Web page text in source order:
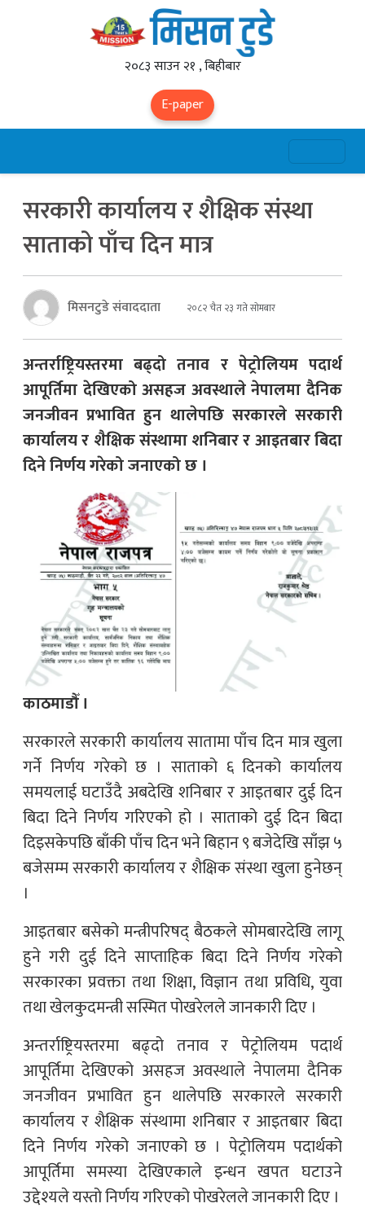
२०८३ साउन २१ , बिहीबार
E-paper
सरकारी कार्यालय र शैक्षिक संस्था
साताको पाँच दिन मात्र
मिसनटुडे संवाददाता २०८२ चैत २३ गते सोमबार
अन्तर्राष्ट्रियस्तरमा बढ्दो तनाव र पेट्रोलियम पदार्थ
आपूर्तिमा देखिएको असहज अवस्थाले नेपालमा दैनिक
जनजीवन प्रभावित हुन थालेपछि सरकारले सरकारी
कार्यालय र शैक्षिक संस्थामा शनिबार र आइतबार बिदा
दिने निर्णय गरेको जनाएको छ ।
काठमाडौँ ।
सरकारले सरकारी कार्यालय सातामा पाँच दिन मात्र खुला
गर्ने निर्णय गरेको छ । साताको ६ दिनको कार्यालय
समयलाई घटाउँदै अबदेखि शनिबार र आइतबार दुई दिन
बिदा दिने निर्णय गरिएको हो । साताको दुई दिन बिदा
दिइसकेपछि बाँकी पाँच दिन भने बिहान ९ बजेदेखि साँझ ५
बजेसम्म सरकारी कार्यालय र शैक्षिक संस्था खुला हुनेछन्
।
आइतबार बसेको मन्त्रीपरिषद् बैठकले सोमबारदेखि लागू
हुने गरी दुई दिने साप्ताहिक बिदा दिने निर्णय गरेको
सरकारका प्रवक्ता तथा शिक्षा, विज्ञान तथा प्रविधि, युवा
तथा खेलकुदमन्त्री सस्मित पोखरेलले जानकारी दिए ।
अन्तर्राष्ट्रियस्तरमा बढ्दो तनाव र पेट्रोलियम पदार्थ
आपूर्तिमा देखिएको असहज अवस्थाले नेपालमा दैनिक
जनजीवन प्रभावित हुन थालेपछि सरकारले सरकारी
कार्यालय र शैक्षिक संस्थामा शनिबार र आइतबार बिदा
दिने निर्णय गरेको जनाएको छ । पेट्रोलियम पदार्थको
आपूर्तिमा समस्या देखिएकाले इन्धन खपत घटाउने
उद्देश्यले यस्तो निर्णय गरिएको पोखरेलले जानकारी दिए ।